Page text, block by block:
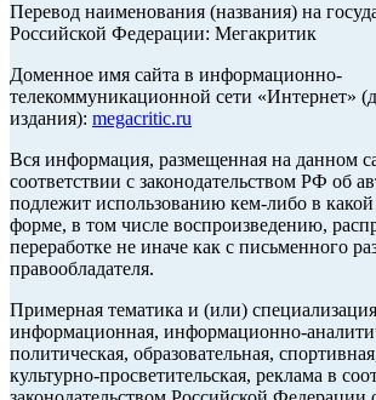
Перевод наименования (названия) на
Российской Федерации: Мегакритик
Доменное имя сайта в информационно-
телекоммуникационной сети «Интернет»
издания): megacritic.ru
Вся информация, размещенная на данном
соответствии с законодательством РФ об
подлежит использованию кем-либо в
форме, в том числе воспроизведению,
переработке не иначе как с письменного
правообладателя.
Примерная тематика и (или)
информационная, информационно-
политическая, образовательная,
культурно-просветительская, реклама в